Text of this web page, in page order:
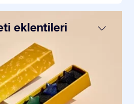
eklentileri